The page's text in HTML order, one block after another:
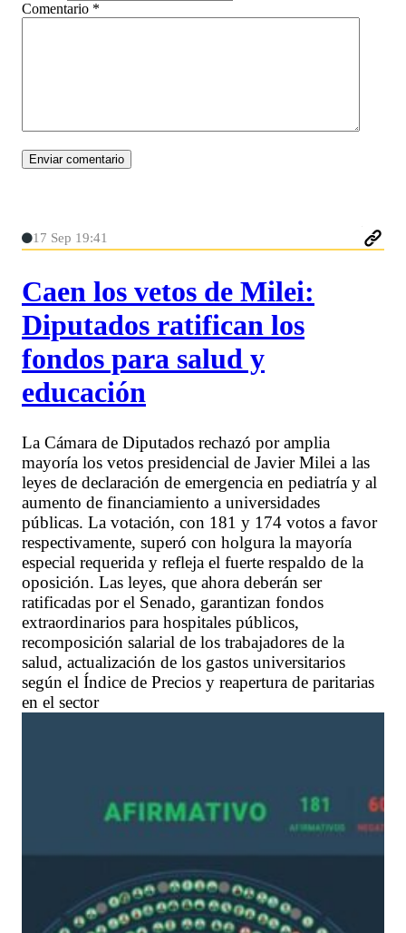
Comentario *
17 Sep 19:41
Caen los vetos de Milei:
Diputados ratifican los
fondos para salud y
educación
La Cámara de Diputados rechazó por amplia
mayoría los vetos presidencial de Javier Milei a las
leyes de declaración de emergencia en pediatría y al
aumento de financiamiento a universidades
públicas. La votación, con 181 y 174 votos a favor
respectivamente, superó con holgura la mayoría
especial requerida y refleja el fuerte respaldo de la
oposición. Las leyes, que ahora deberán ser
ratificadas por el Senado, garantizan fondos
extraordinarios para hospitales públicos,
recomposición salarial de los trabajadores de la
salud, actualización de los gastos universitarios
según el Índice de Precios y reapertura de paritarias
en el sector